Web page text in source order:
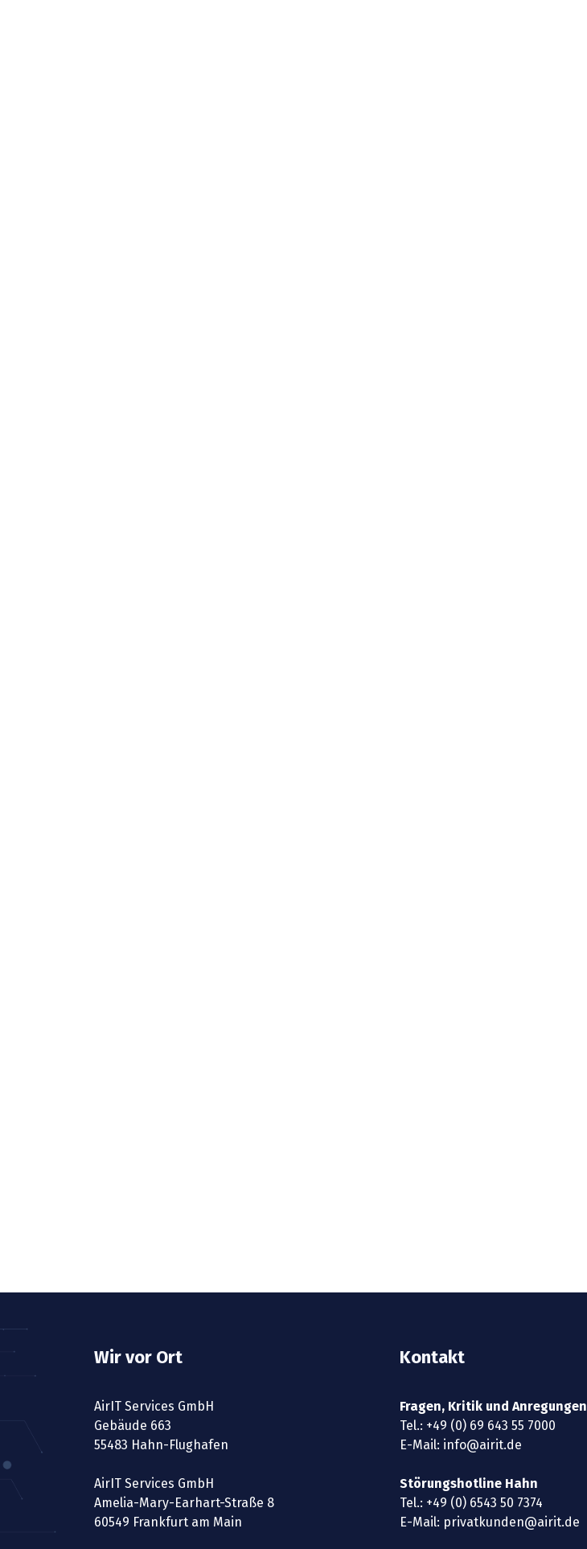
Wir vor Ort
AirIT Services GmbH
Gebäude 663
55483 Hahn-Flughafen
AirIT Services GmbH
Amelia-Mary-Earhart-Straße 8
60549 Frankfurt am Main
Kontakt
Fragen, Kritik und Anregungen
Tel.: +49 (0) 69 643 55 7000
E-Mail: info@airit.de
Störungshotline Hahn
Tel.: +49 (0) 6543 50 7374
E-Mail: privatkunden@airit.de